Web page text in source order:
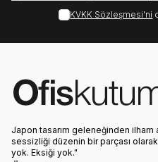
KVKK Sözleşmesi'ni
Japon tasarım geleneğinden
sessizliği düzenin bir parçası
yok. Eksiği yok."